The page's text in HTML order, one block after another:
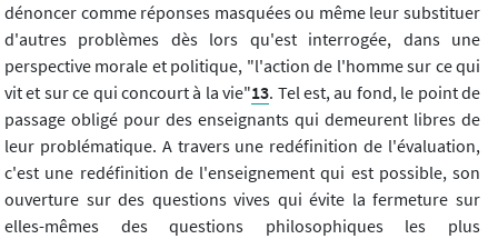
dénoncer comme réponses masquées ou même leur substituer
d'autres problèmes dès lors qu'est interrogée, dans une
perspective morale et politique, "l'action de l'homme sur ce qui
vit et sur ce qui concourt à la vie"13. Tel est, au fond, le point de
passage obligé pour des enseignants qui demeurent libres de
leur problématique. A travers une redéfinition de l'évaluation,
c'est une redéfinition de l'enseignement qui est possible, son
ouverture sur des questions vives qui évite la fermeture sur
elles-mêmes des questions philosophiques les plus